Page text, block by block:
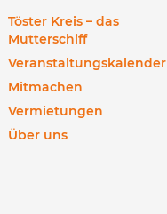
Töster Kreis – das
Mutterschiff
Veranstaltungskalender
Mitmachen
Vermietungen
Über uns